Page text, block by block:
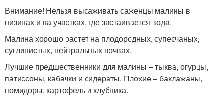
Внимание! Нельзя высаживать саженцы малины в
низинах и на участках, где застаивается вода.
Малина хорошо растет на плодородных, супесчаных,
суглинистых, нейтральных почвах.
Лучшие предшественники для малины – тыква, огурцы,
патиссоны, кабачки и сидераты. Плохие – баклажаны,
помидоры, картофель и клубника.